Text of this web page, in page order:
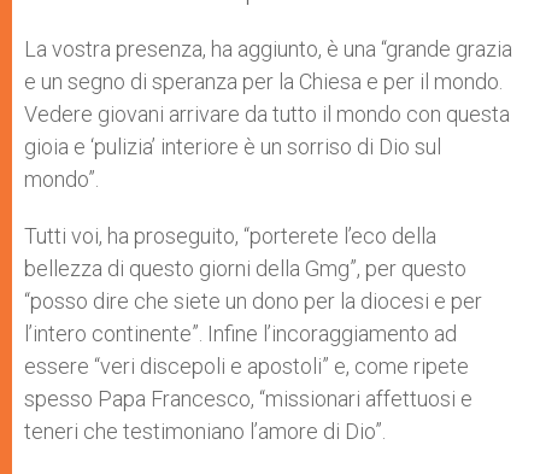
La vostra presenza, ha aggiunto, è una “grande grazia
e un segno di speranza per la Chiesa e per il mondo.
Vedere giovani arrivare da tutto il mondo con questa
gioia e ‘pulizia’ interiore è un sorriso di Dio sul
mondo”.
Tutti voi, ha proseguito, “porterete l’eco della
bellezza di questo giorni della Gmg”, per questo
“posso dire che siete un dono per la diocesi e per
l’intero continente”. Infine l’incoraggiamento ad
essere “veri discepoli e apostoli” e, come ripete
spesso Papa Francesco, “missionari affettuosi e
teneri che testimoniano l’amore di Dio”.